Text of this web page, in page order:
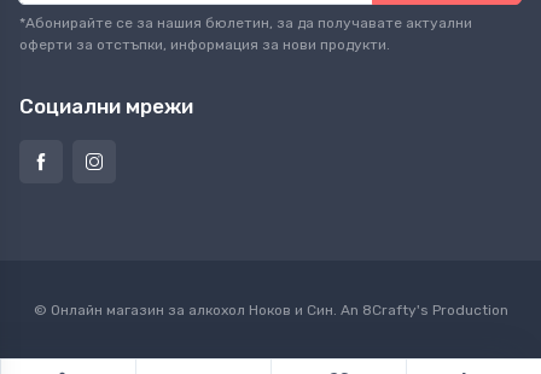
*Абонирайте се за нашия бюлетин, за да получавате актуални
оферти за отстъпки, информация за нови продукти.
Социални мрежи
© Онлайн магазин за алкохол Ноков и Син. An 8Crafty's Production